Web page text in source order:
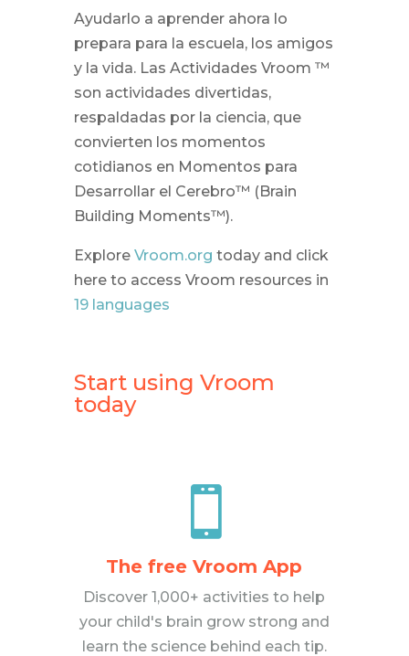
Ayudarlo a aprender ahora lo
prepara para la escuela, los amigos
y la vida. Las Actividades Vroom ™
son actividades divertidas,
respaldadas por la ciencia, que
convierten los momentos
cotidianos en Momentos para
Desarrollar el Cerebro™ (Brain
Building Moments™).
Explore Vroom.org today and click
here to access Vroom resources in
19 languages
Start using Vroom
today

The free Vroom App
Discover 1,000+ activities to help
your child's brain grow strong and
learn the science behind each tip.